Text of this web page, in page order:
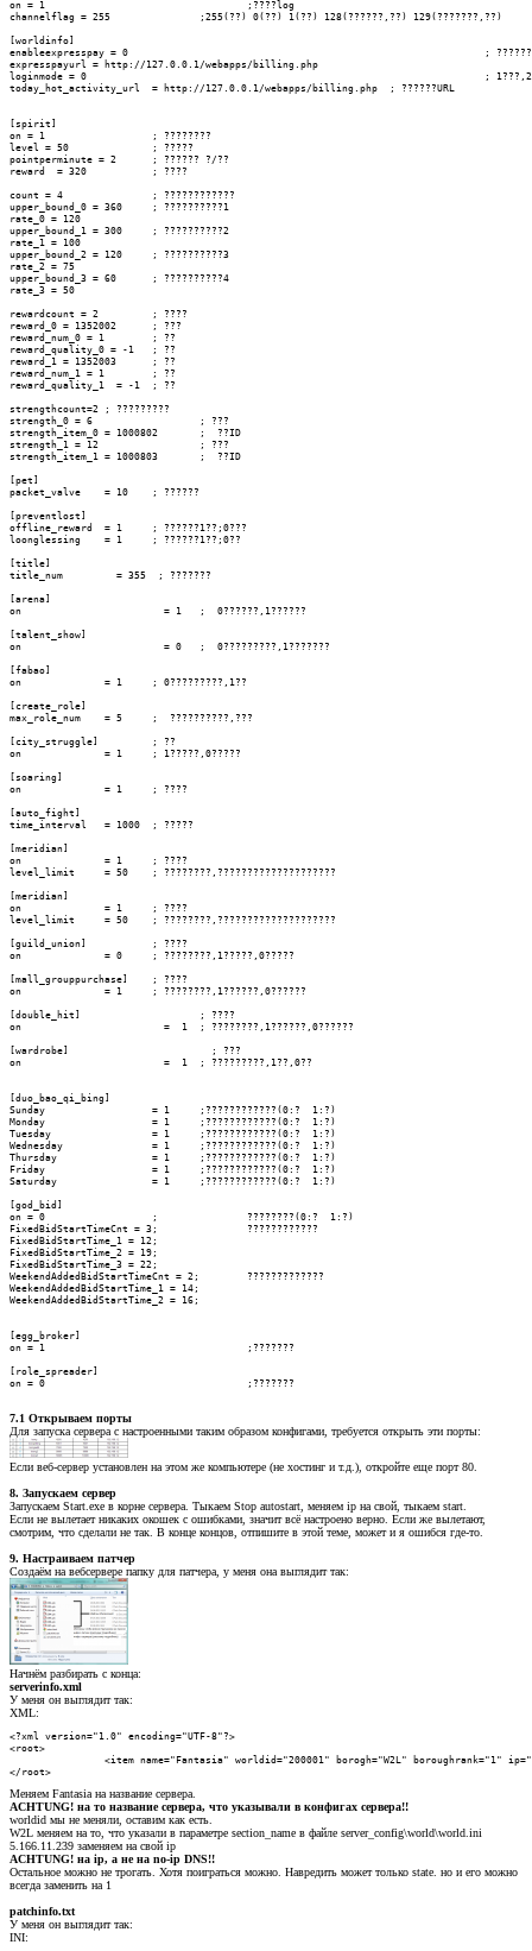
on = 1					;????log
channelflag = 255		;255(??) 0(??) 1(??) 128(??????,??) 129(???????,??)
[worldinfo]
enableexpresspay = 0								; ????????
expresspayurl = http://127.0.0.1/webapps/billing.php						; ???url
loginmode = 0									; 1???,2???,0???,3????
today_hot_activity_url	= http://127.0.0.1/webapps/billing.php	; ??????URL
[spirit]
on = 1			; ????????
level = 50		; ?????
pointperminute = 2	; ?????? ?/??
reward	= 320		; ????
count = 4		; ????????????
upper_bound_0 = 360	; ??????????1
rate_0 = 120
upper_bound_1 = 300	; ??????????2
rate_1 = 100
upper_bound_2 = 120	; ??????????3
rate_2 = 75
upper_bound_3 = 60	; ??????????4
rate_3 = 50
rewardcount = 2		; ????
reward_0 = 1352002	; ???
reward_num_0 = 1	; ??
reward_quality_0 = -1	; ??
reward_1 = 1352003	; ??
reward_num_1 = 1	; ??
reward_quality_1  = -1	; ??
strengthcount=2	; ?????????
strength_0 = 6			; ???
strength_item_0 = 1000802	;  ??ID
strength_1 = 12			; ???
strength_item_1 = 1000803	;  ??ID
[pet]
packet_valve	= 10	; ??????
[preventlost]
offline_reward	= 1	; ??????1??;0???
loonglessing	= 1	; ??????1??;0??
[title]
title_num	  = 355  ; ???????
[arena]
on			  = 1	;  0??????,1??????
[talent_show]
on			  = 0	;  0?????????,1???????
[fabao]
on		= 1	; 0?????????,1??
[create_role]
max_role_num	= 5	;  ??????????,???
[city_struggle]		; ??
on		= 1	; 1?????,0?????
[soaring]
on		= 1	; ????
[auto_fight]
time_interval	= 1000	; ?????
[meridian]
on		= 1	; ????
level_limit	= 50	; ????????,????????????????????
[meridian]
on		= 1	; ????
level_limit	= 50	; ????????,????????????????????
[guild_union]		; ????
on		= 0	; ????????,1?????,0?????
[mall_grouppurchase]	; ????
on		= 1	; ????????,1??????,0??????
[double_hit]			; ????
on			  =  1	; ????????,1??????,0??????
[wardrobe]			  ; ???
on			  =  1	; ?????????,1??,0??
[duo_bao_qi_bing]
Sunday			= 1	;????????????(0:?  1:?)
Monday			= 1	;????????????(0:?  1:?)
Tuesday			= 1	;????????????(0:?  1:?)
Wednesday		= 1	;????????????(0:?  1:?)
Thursday		= 1	;????????????(0:?  1:?)
Friday			= 1	;????????????(0:?  1:?)
Saturday		= 1	;????????????(0:?  1:?)
[god_bid]
on = 0			;		????????(0:?  1:?)
FixedBidStartTimeCnt = 3;		????????????
FixedBidStartTime_1 = 12;
FixedBidStartTime_2 = 19;
FixedBidStartTime_3 = 22;
WeekendAddedBidStartTimeCnt = 2;	?????????????
WeekendAddedBidStartTime_1 = 14;
WeekendAddedBidStartTime_2 = 16;
[egg_broker]
on = 1					;???????
[role_spreader]
on = 0					;???????
7.1 Открываем порты
Для запуска сервера с настроенными таким образом конфигами, требуется открыть эти порты:
Если веб-сервер установлен на этом же компьютере (не хостинг и т.д.), откройте еще порт 80.
8. Запускаем сервер
Запускаем Start.exe в корне сервера. Тыкаем Stop autostart, меняем ip на свой, тыкаем start.
Если не вылетает никаких окошек с ошибками, значит всё настроено верно. Если же вылетают,
смотрим, что сделали не так. В конце концов, отпишите в этой теме, может и я ошибся где-то.
9. Настраиваем патчер
Создаём на вебсервере папку для патчера, у меня она выглядит так:
Начнём разбирать с конца:
serverinfo.xml
У меня он выглядит так:
XML:
<?xml version="1.0" encoding="UTF-8"?>
<root>
</root>
Меняем Fantasia на название сервера.
ACHTUNG! на то название сервера, что указывали в конфигах сервера!!
worldid мы не меняли, оставим как есть.
W2L меняем на то, что указали в параметре section_name в файле server_config\world\world.ini
5.166.11.239 заменяем на свой ip
ACHTUNG! на ip, а не на no-ip DNS!!
Остальное можно не трогать. Хотя поиграться можно. Навредить может только state. но и его можно
всегда заменить на 1
patchinfo.txt
У меня он выглядит так:
INI: